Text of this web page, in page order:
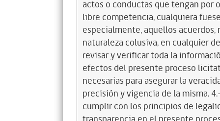
actos o conductas que tengan
libre competencia, cualquiera
especialmente, aquellos
naturaleza colusiva, en cualquier
revisar y verificar toda la
efectos del presente proceso
necesarias para asegurar la
precisión y vigencia de la misma.
cumplir con los principios de